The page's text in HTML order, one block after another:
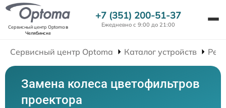
Сервисный центр Optomaв
Челябинске
+7 (351) 200-51-37
Ежедневно с 9:00 до 21:00
Сервисный центр Optoma Каталог устройств
Замена колеса цветофильтров
проектора